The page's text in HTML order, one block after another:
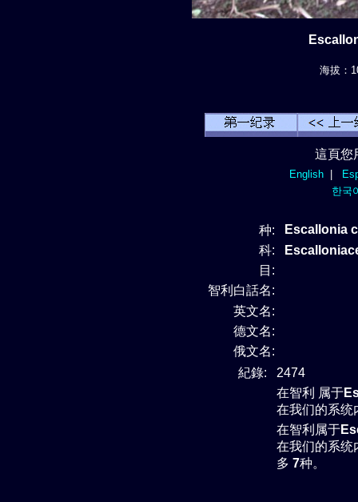
海拔：
這頁您
English|
한국
种:
Escallonia
科:
目:
智利白話名:
英文名:
德文名:
俄文名:
紀錄:
2474
在智利 属于
在我们的系统
在智利属于
在我们的系统
多 7种。